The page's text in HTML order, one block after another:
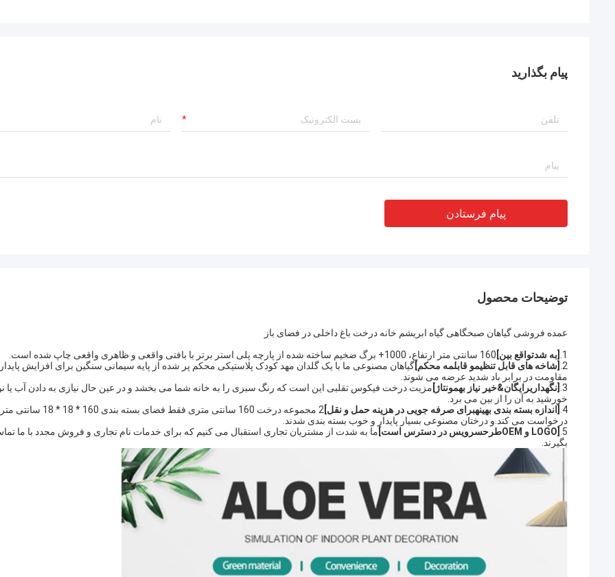
پیام بگذارید
پیام فرستادن
توضیحات محصول
عمده فروشی گیاهان صبحگاهی گیاه ابریشم خانه درخت باغ داخلی در فضای باز
1. به شدتواقع بین] 160 سانتی متر ارتفاع، 1000+ برگ ضخیم ساخته شده از پارچه پلی استر برتر با بافتی واقعی و ظاهری واقعی چاپ شده است.
2. [شاخه های قابل تنظیمو قابلمه محکم گیاهان مصنوعی ما با یک گلدان مهد کودک پلاستیکی محکم پر شده از پایه سیمانی سنگین برای افزایش
مقاومت در برابر باد شدید عرضه می شوند.
3. [نگهداریرایگان&خیر نیاز بهمونتاژ] مزیت درخت فیکوس تقلبی این است که رنگ سبزی را به خانه شما می بخشد و در عین حال نیازی به دادن آب یا
خورشید به آن را از بین می برد.
4.
اندازه بسته بندی بهینهبرای صرفه جویی در هزینه حمل و نقل
2 مجموعه درخت 160 سانتی متری فقط فضای بسته بندی 160 * 18
درخواست می کند.و درختان مصنوعی بسیار پایدار و خوب بسته بندی شدند.
5. LOGO و OEM طرحسرویس در دسترس است ما به شدت از مشتریان تجاری استقبال می کنیم که برای خدمات نام تجاری و فروش مجدد با ما
بگیرند.